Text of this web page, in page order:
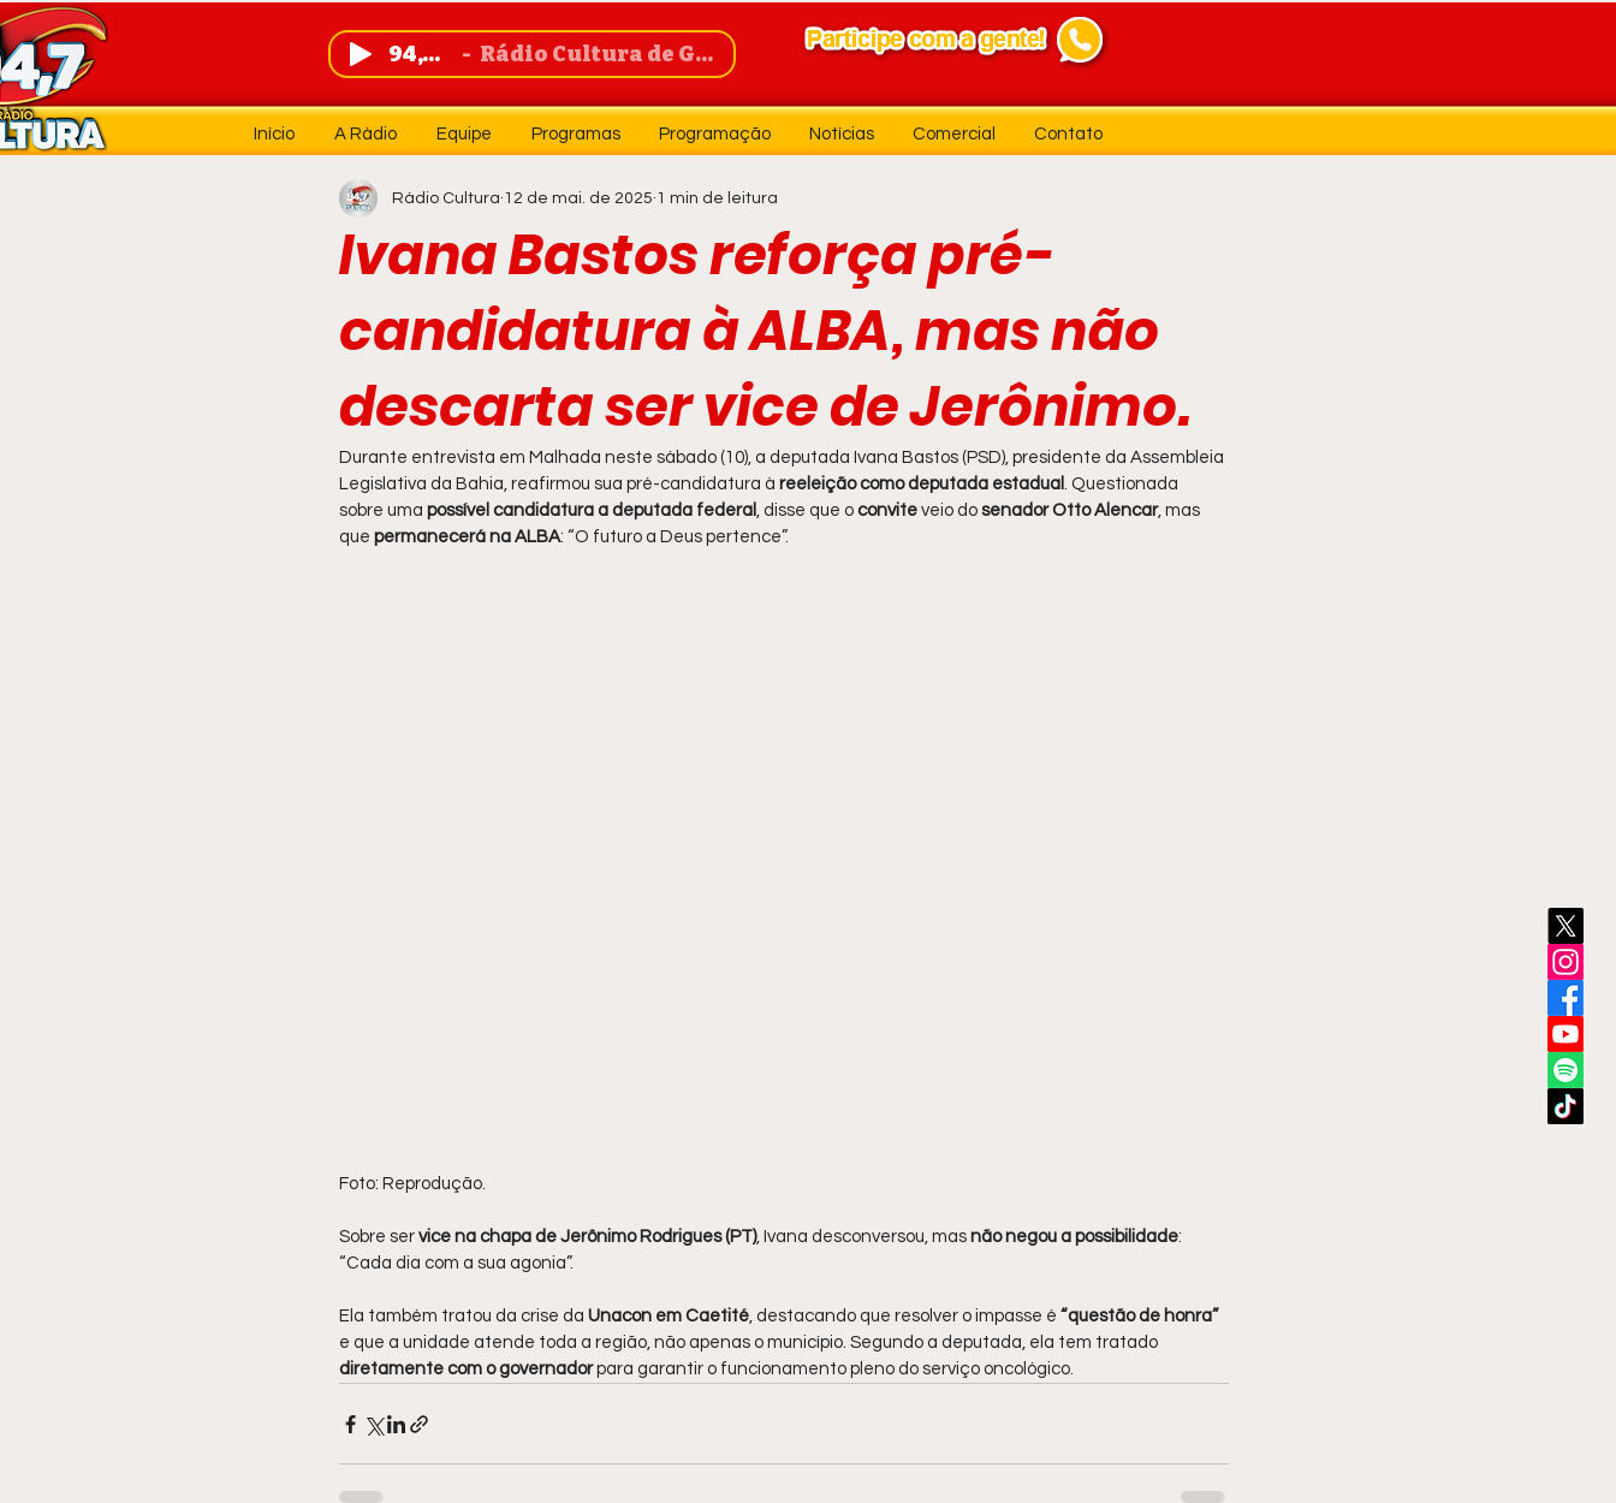
94,7 FM Rádio Cultura de Guanambi
Início A Rádio Equipe Programas Programação Notícias Comercial Contato
Ivana Bastos reforça pré-
candidatura à ALBA, mas não
descarta ser vice de Jerônimo.
Rádio Cultura 12 de mai. de 2025 1 min de leitura
Durante entrevista em Malhada neste sábado (10), a deputada Ivana Bastos (PSD), presidente da Assembleia
Legislativa da Bahia, reafirmou sua pré-candidatura à reeleição como deputada estadual . Questionada
sobre uma possível candidatura a deputada federal , disse que o convite veio do senador Otto Alencar, mas
que permanecerá na ALBA: “O futuro a Deus pertence”.
Foto: Reprodução.
Sobre ser vice na chapa de Jerônimo Rodrigues (PT), Ivana desconversou, mas não negou a possibilidade:
“Cada dia com a sua agonia”.
Ela também tratou da crise da Unacon em Caetité, destacando que resolver o impasse é “questão de honra”
e que a unidade atende toda a região, não apenas o município. Segundo a deputada, ela tem tratado
diretamente com o governador para garantir o funcionamento pleno do serviço oncológico.